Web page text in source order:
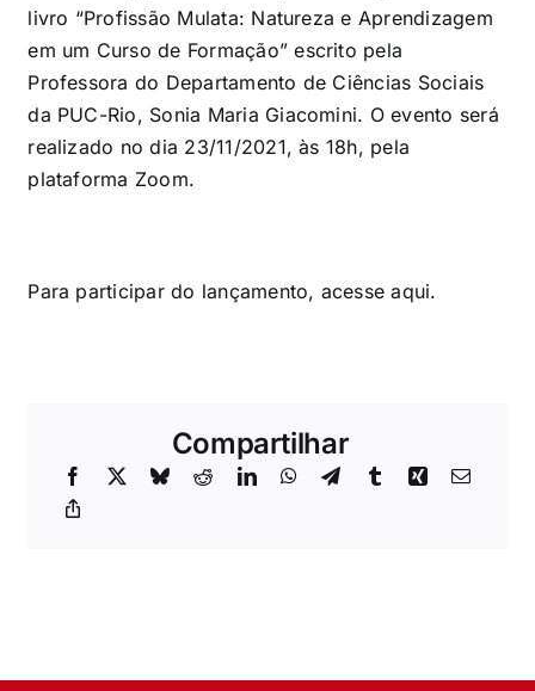
livro “Profissão Mulata: Natureza e Aprendizagem
em um Curso de Formação” escrito pela
Professora do Departamento de Ciências Sociais
da PUC-Rio, Sonia Maria Giacomini. O evento será
realizado no dia 23/11/2021, às 18h, pela
plataforma Zoom.
Para participar do lançamento, acesseaqui.
Compartilhar